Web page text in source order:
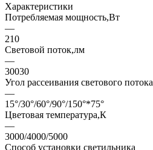
Характеристики
Потребляемая мощность,Вт
—
210
Световой поток,лм
—
30030
Угол рассеивания светового потока
—
15°/30°/60°/90°/150°*75°
Цветовая температура,К
—
3000/4000/5000
Способ установки светильника